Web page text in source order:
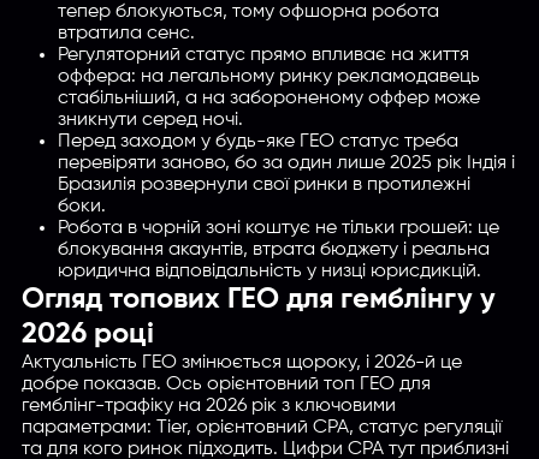
тепер блокуються, тому офшорна робота
втратила сенс.
Регуляторний статус прямо впливає на життя
оффера: на легальному ринку рекламодавець
стабільніший, а на забороненому оффер може
зникнути серед ночі.
Перед заходом у будь-яке ГЕО статус треба
перевіряти заново, бо за один лише 2025 рік Індія і
Бразилія розвернули свої ринки в протилежні
боки.
Робота в чорній зоні коштує не тільки грошей: це
блокування акаунтів, втрата бюджету і реальна
юридична відповідальність у низці юрисдикцій.
Огляд топових ГЕО для гемблінгу у
2026 році
Актуальність ГЕО змінюється щороку, і 2026-й це
добре показав. Ось орієнтовний топ ГЕО для
гемблінг-трафіку на 2026 рік з ключовими
параметрами: Tier, орієнтовний CPA, статус регуляції
та для кого ринок підходить. Цифри CPA тут приблизні